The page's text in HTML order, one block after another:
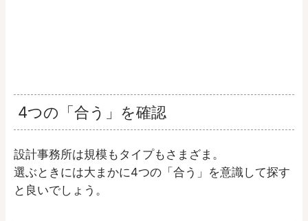
4つの「合う」を確認
設計事務所は規模もタイプもさまざま。
選ぶときには大まかに4つの「合う」を意識して探す
と良いでしょう。